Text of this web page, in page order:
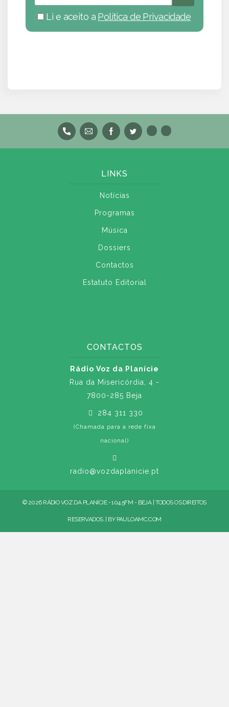
Li e aceito a Política de Privacidade
LINKS
Notícias
Programas
Música
Dossiers
Contactos
Estatuto Editorial
CONTACTOS
Rádio Voz da Planície
Rua da Misericórdia, 4 -
7800-285 Beja
284 311 330
(Chamada para a rede fixa
nacional)
radio@vozdaplanicie.pt
© 2026 RÁDIO VOZ DA PLANÍCIE - 104.5FM - BEJA | TODOS OS DIREITOS
RESERVADOS. | BY PAULOAMC.COM